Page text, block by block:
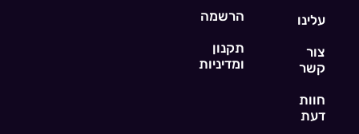
עלינו
צור
קשר
חוות
דעת
הרשמה
תקנון
ומדיניות